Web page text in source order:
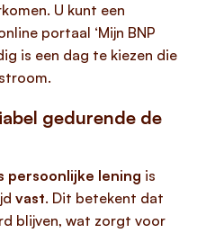
U kunt een
portaal ‘Mijn BNP
is een dag te kiezen die
gedurende de
persoonlijke lening is
vast. Dit betekent dat
blijven, wat zorgt voor